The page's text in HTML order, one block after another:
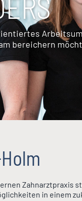
bereichern
Zahnarztpraxis
in einem